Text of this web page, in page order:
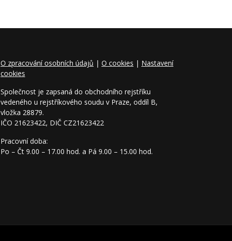
O zpracování osobních údajů | O cookies | Nastavení
cookies
Společnost je zapsaná do obchodního rejstříku
vedeného u rejstříkového soudu v Praze, oddíl B,
vložka 28879.
IČO 21623422, DIČ CZ21623422
Pracovní doba:
Po – Čt 9.00 – 17.00 hod. a Pá 9.00 – 15.00 hod.